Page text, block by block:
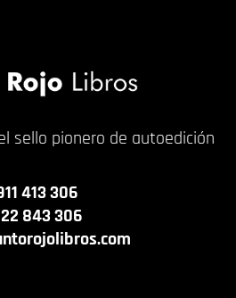
sello pionero de autoedición
413 306
843 306